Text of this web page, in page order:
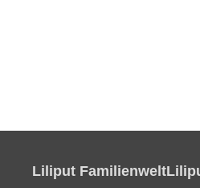
Liliput Familienwelt